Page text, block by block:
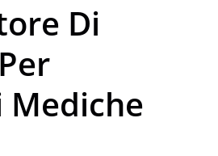
Di
Mediche